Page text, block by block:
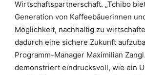
Wirtschaftspartnerschaft. „Tchibo
Generation von Kaffeebäuerinnen
Möglichkeit, nachhaltig zu
dadurch eine sichere Zukunft
Programm-Manager Maximilian
demonstriert eindrucksvoll, wie ein